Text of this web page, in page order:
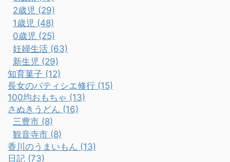
2歳児 (29)
1歳児 (48)
0歳児 (25)
妊婦生活 (63)
新生児 (29)
知育菓子 (12)
長女のパティシエ修行 (15)
100均おもちゃ (13)
さぬきうどん (16)
三豊市 (8)
観音寺市 (8)
香川のうまいもん (13)
日記 (73)